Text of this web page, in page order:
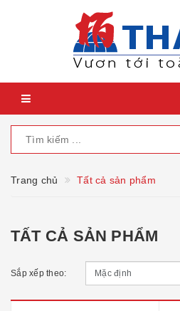
Trang chủ Tất cả sản phẩm
TẤT CẢ SẢN PHẨM
Sắp xếp theo: